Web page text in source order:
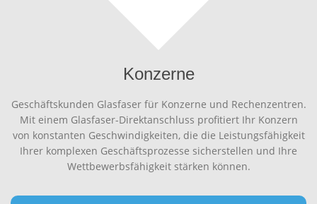
Konzerne
Geschäftskunden Glasfaser für Konzerne und Rechenzentren.
Mit einem Glasfaser-Direktanschluss profitiert Ihr Konzern
von konstanten Geschwindigkeiten, die die Leistungsfähigkeit
Ihrer komplexen Geschäftsprozesse sicherstellen und Ihre
Wettbewerbsfähigkeit stärken können.